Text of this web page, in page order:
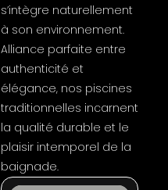
s’intègre naturellement
à son environnement.
Alliance parfaite entre
authenticité et
élégance, nos piscines
traditionnelles incarnent
la qualité durable et le
plaisir intemporel de la
baignade.